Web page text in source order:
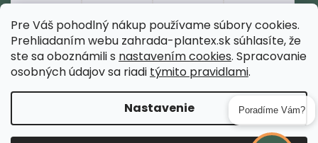
Pre Váš pohodlný nákup používame súbory cookies.
Prehliadaním webu zahrada-plantex.sk súhlasíte, že
ste sa oboznámili s nastavením cookies. Spracovanie
osobných údajov sa riadi týmito pravidlami.
Nastavenie
Copyright 2026Záhrada Plantex - chutné ovocie, pekná
záhrada, dobré stromy. Všetky práva vyhradené.
Upraviť nastavenie cookies
Poradíme Vám?